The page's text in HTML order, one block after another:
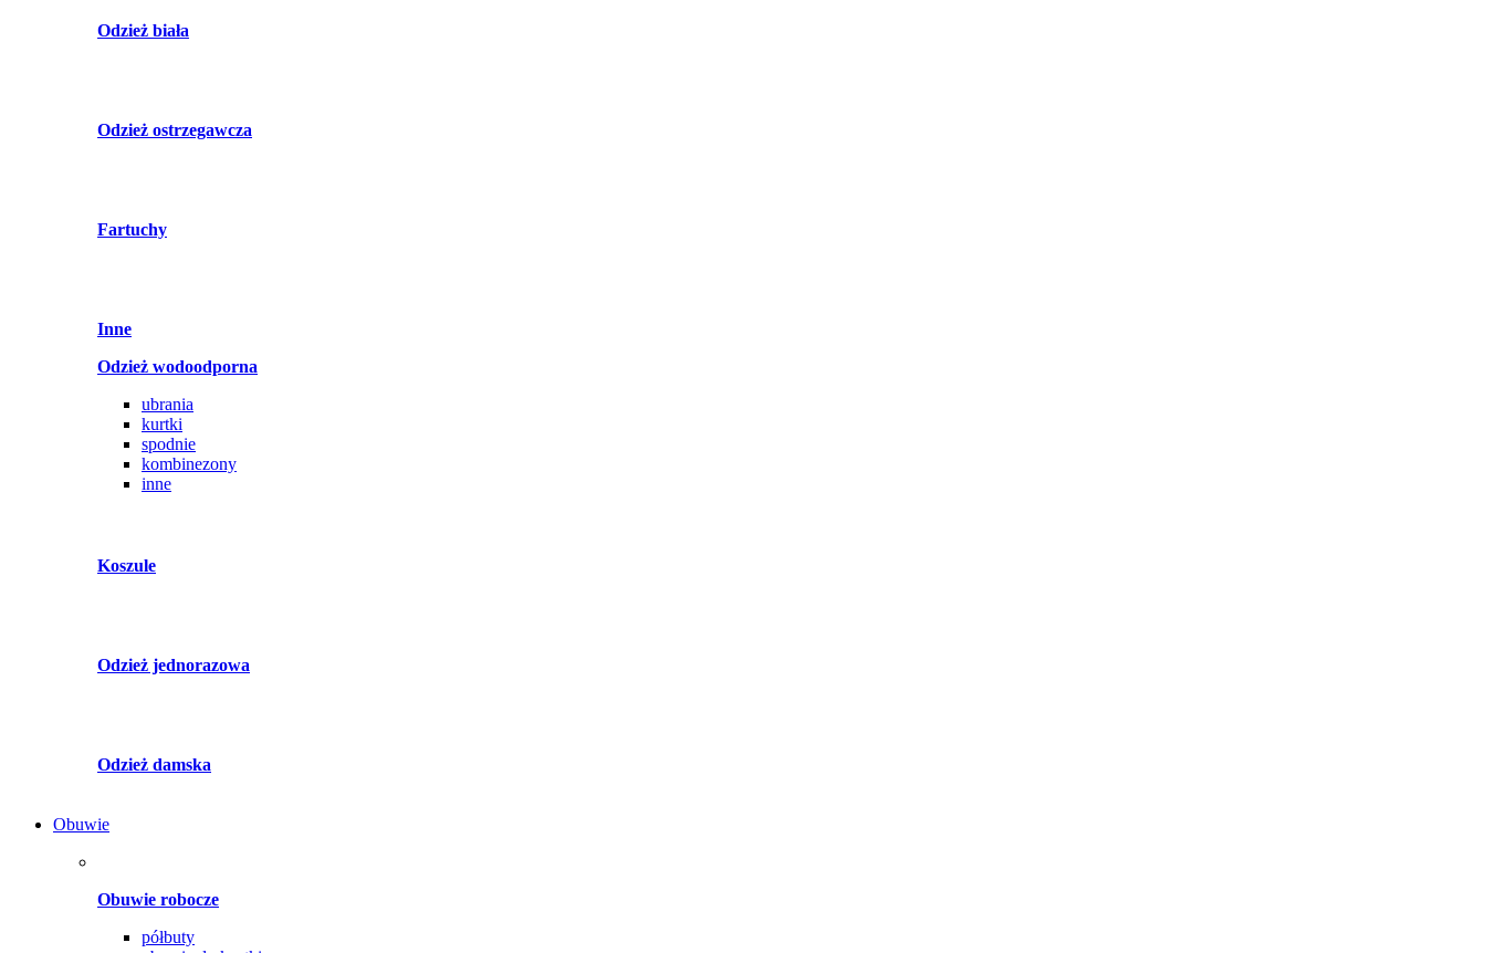
Odzież biała
Odzież ostrzegawcza
Fartuchy
Inne
Odzież wodoodporna
ubrania
kurtki
spodnie
kombinezony
inne
Koszule
Odzież jednorazowa
Odzież damska
Obuwie
Obuwie robocze
półbuty